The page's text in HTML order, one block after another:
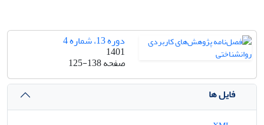
دوره 13، شماره 4
1401
صفحه125-138
فایل ها